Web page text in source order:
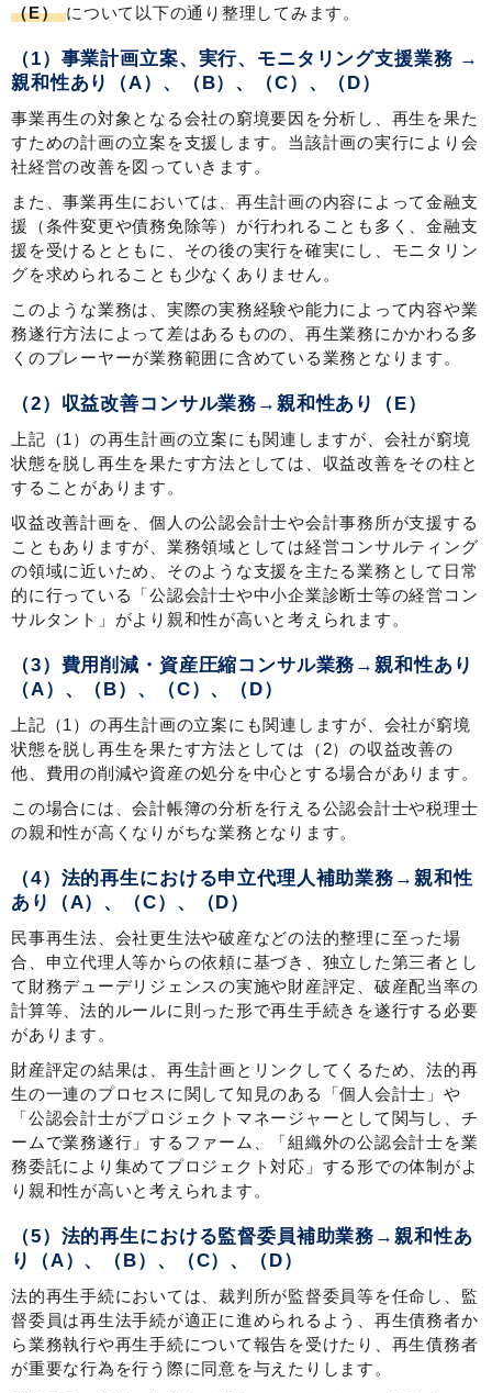
（E） について以下の通り整理してみます。
（1）事業計画立案、実行、モニタリング支援業務 →
親和性あり（A）、（B）、（C）、（D）
事業再生の対象となる会社の窮境要因を分析し、再生を果た
すための計画の立案を支援します。当該計画の実行により会
社経営の改善を図っていきます。
また、事業再生においては、再生計画の内容によって金融支
援（条件変更や債務免除等）が行われることも多く、金融支
援を受けるとともに、その後の実行を確実にし、モニタリン
グを求められることも少なくありません。
このような業務は、実際の実務経験や能力によって内容や業
務遂行方法によって差はあるものの、再生業務にかかわる多
くのプレーヤーが業務範囲に含めている業務となります。
（2）収益改善コンサル業務→親和性あり（E）
上記（1）の再生計画の立案にも関連しますが、会社が窮境
状態を脱し再生を果たす方法としては、収益改善をその柱と
することがあります。
収益改善計画を、個人の公認会計士や会計事務所が支援する
こともありますが、業務領域としては経営コンサルティング
の領域に近いため、そのような支援を主たる業務として日常
的に行っている「公認会計士や中小企業診断士等の経営コン
サルタント」がより親和性が高いと考えられます。
（3）費用削減・資産圧縮コンサル業務→親和性あり
（A）、（B）、（C）、（D）
上記（1）の再生計画の立案にも関連しますが、会社が窮境
状態を脱し再生を果たす方法としては（2）の収益改善の
他、費用の削減や資産の処分を中心とする場合があります。
この場合には、会計帳簿の分析を行える公認会計士や税理士
の親和性が高くなりがちな業務となります。
（4）法的再生における申立代理人補助業務→親和性
あり（A）、（C）、（D）
民事再生法、会社更生法や破産などの法的整理に至った場
合、申立代理人等からの依頼に基づき、独立した第三者とし
て財務デューデリジェンスの実施や財産評定、破産配当率の
計算等、法的ルールに則った形で再生手続きを遂行する必要
があります。
財産評定の結果は、再生計画とリンクしてくるため、法的再
生の一連のプロセスに関して知見のある「個人会計士」や
「公認会計士がプロジェクトマネージャーとして関与し、チ
ームで業務遂行」するファーム、「組織外の公認会計士を業
務委託により集めてプロジェクト対応」する形での体制がよ
り親和性が高いと考えられます。
（5）法的再生における監督委員補助業務→親和性あ
り（A）、（B）、（C）、（D）
法的再生手続においては、裁判所が監督委員等を任命し、監
督委員は再生法手続が適正に進められるよう、再生債務者か
ら業務執行や再生手続について報告を受けたり、再生債務者
が重要な行為を行う際に同意を与えたりします。